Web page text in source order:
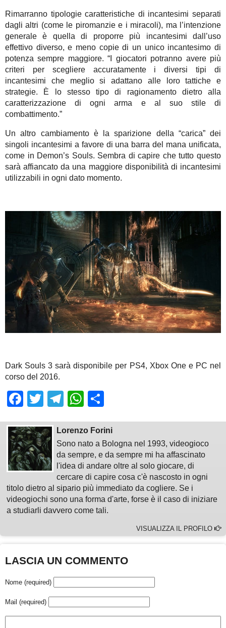
Rimarranno tipologie caratteristiche di incantesimi separati
dagli altri (come le piromanzie e i miracoli), ma l’intenzione
generale è quella di proporre più incantesimi dall’uso
effettivo diverso, e meno copie di un unico incantesimo di
potenza sempre maggiore. “I giocatori potranno avere più
criteri per scegliere accuratamente i diversi tipi di
incantesimi che meglio si adattano alle loro tattiche e
strategie. È lo stesso tipo di ragionamento dietro alla
caratterizzazione di ogni arma e al suo stile di
combattimento.”
Un altro cambiamento è la sparizione della “carica” dei
singoli incantesimi a favore di una barra del mana unificata,
come in Demon’s Souls. Sembra di capire che tutto questo
sarà affiancato da una maggiore disponibilità di incantesimi
utilizzabili in ogni dato momento.
Dark Souls 3 sarà disponibile per PS4, Xbox One e PC nel
corso del 2016.
Facebook
TwitterTelegram
WhatsApp
Lorenzo Forini
Sono nato a Bologna nel 1993, videogioco
da sempre, e da sempre mi ha affascinato
l'idea di andare oltre al solo giocare, di
cercare di capire cosa c'è nascosto in ogni
titolo dietro al sipario più immediato da cogliere. Se i
videogiochi sono una forma d'arte, forse è il caso di iniziare
a studiarli davvero come tali.
VISUALIZZA IL PROFILO
LASCIA UN COMMENTO
Nome (required)
Mail (required)